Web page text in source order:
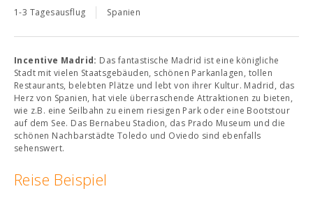
1-3 Tagesausflug Spanien
Incentive Madrid: Das fantastische Madrid ist eine königliche
Stadt mit vielen Staatsgebäuden, schönen Parkanlagen, tollen
Restaurants, belebten Plätze und lebt von ihrer Kultur. Madrid, das
Herz von Spanien, hat viele überraschende Attraktionen zu bieten,
wie z.B. eine Seilbahn zu einem riesigen Park oder eine Bootstour
auf dem See. Das Bernabeu Stadion, das Prado Museum und die
schönen Nachbarstädte Toledo und Oviedo sind ebenfalls
sehenswert.
Reise Beispiel